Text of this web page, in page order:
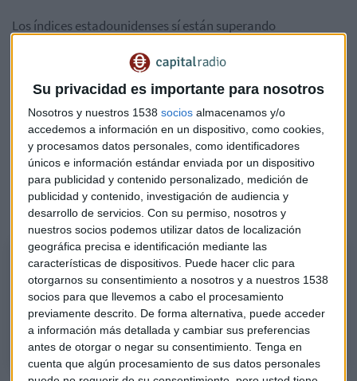
Su privacidad es importante para nosotros
Nosotros y nuestros 1538 socios almacenamos y/o
accedemos a información en un dispositivo, como cookies,
y procesamos datos personales, como identificadores
únicos e información estándar enviada por un dispositivo
para publicidad y contenido personalizado, medición de
publicidad y contenido, investigación de audiencia y
desarrollo de servicios. Con su permiso, nosotros y
nuestros socios podemos utilizar datos de localización
geográfica precisa e identificación mediante las
características de dispositivos. Puede hacer clic para
otorgarnos su consentimiento a nosotros y a nuestros 1538
socios para que llevemos a cabo el procesamiento
previamente descrito. De forma alternativa, puede acceder
a información más detallada y cambiar sus preferencias
antes de otorgar o negar su consentimiento. Tenga en
cuenta que algún procesamiento de sus datos personales
Los índices estadounidenses sí están superando
continuarán laterales y en EEUU van a seguir en un tono
mejor que nosotros.
“En Europa es muy muy difícil que veamos grandes subidas.
España, mucho peor que Europa”, señala el experto que
apunta a que el mercado “está muy complicado” durante
las próximas semanas.
Escucha el análisis completo:
Consultorio de bolsa con Alberto Iturralde, analista independiente
Cree que las bolsas europeas están inmersas en un fuerte movimiento
lateral y analiza por qué el Ibex 35 ha funcionado peor que el resto de
índices